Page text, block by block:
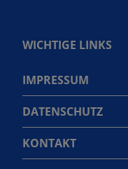
WICHTIGE LINKS
IMPRESSUM
DATENSCHUTZ
KONTAKT